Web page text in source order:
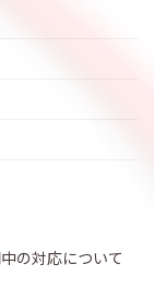
の対応について